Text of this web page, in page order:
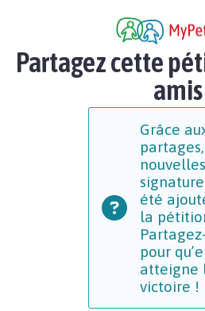
Partagez cette
amis
Grâce
partages,
nouvelles
été
la
pour
atteigne
victoire !